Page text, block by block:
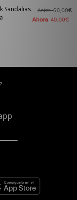
Sandalias
Antes60,00€
Ahora 40,00€